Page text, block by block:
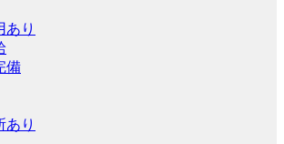
あり
備
あり